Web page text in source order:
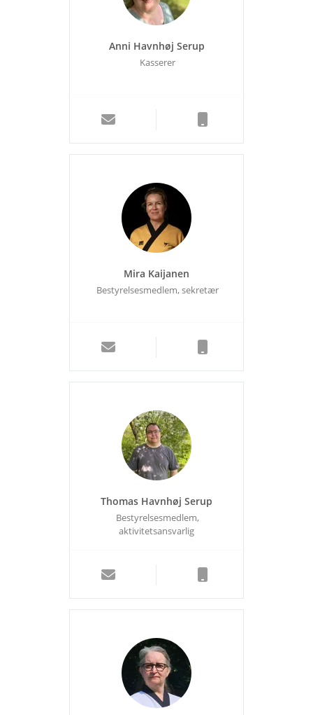
Anni Havnhøj Serup
Kasserer
Mira Kaijanen
Bestyrelsesmedlem, sekretær
Thomas Havnhøj Serup
Bestyrelsesmedlem,
aktivitetsansvarlig